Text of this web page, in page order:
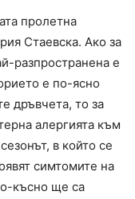
пролетна
Стаевска. Ако за
разпространена е
е по-ясно
дръвчета, то за
алергията към
в който се
симтомите на
късно ще са